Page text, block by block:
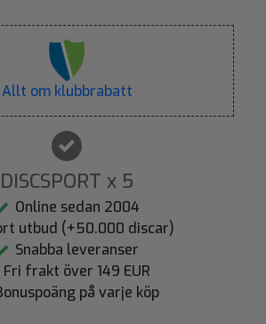
Allt om klubbrabatt
DISCSPORT x 5
Online sedan 2004
utbud (+50.000 discar)
Snabba leveranser
Fri frakt över 149 EUR
på varje köp